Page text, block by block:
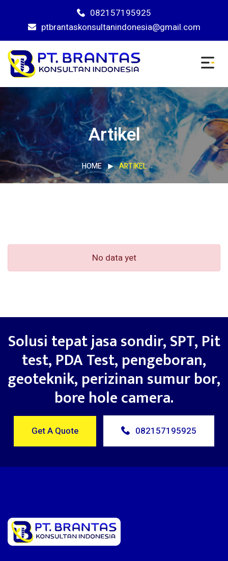
082157195925
ptbrantaskonsultanindonesia@gmail.com
Artikel
HOME ARTIKEL
No data yet
Solusi tepat jasa sondir, SPT, Pit
test, PDA Test, pengeboran,
geoteknik, perizinan sumur bor,
bore hole camera.
Get A Quote 082157195925